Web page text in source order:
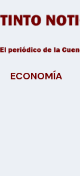
ECONOMÍA